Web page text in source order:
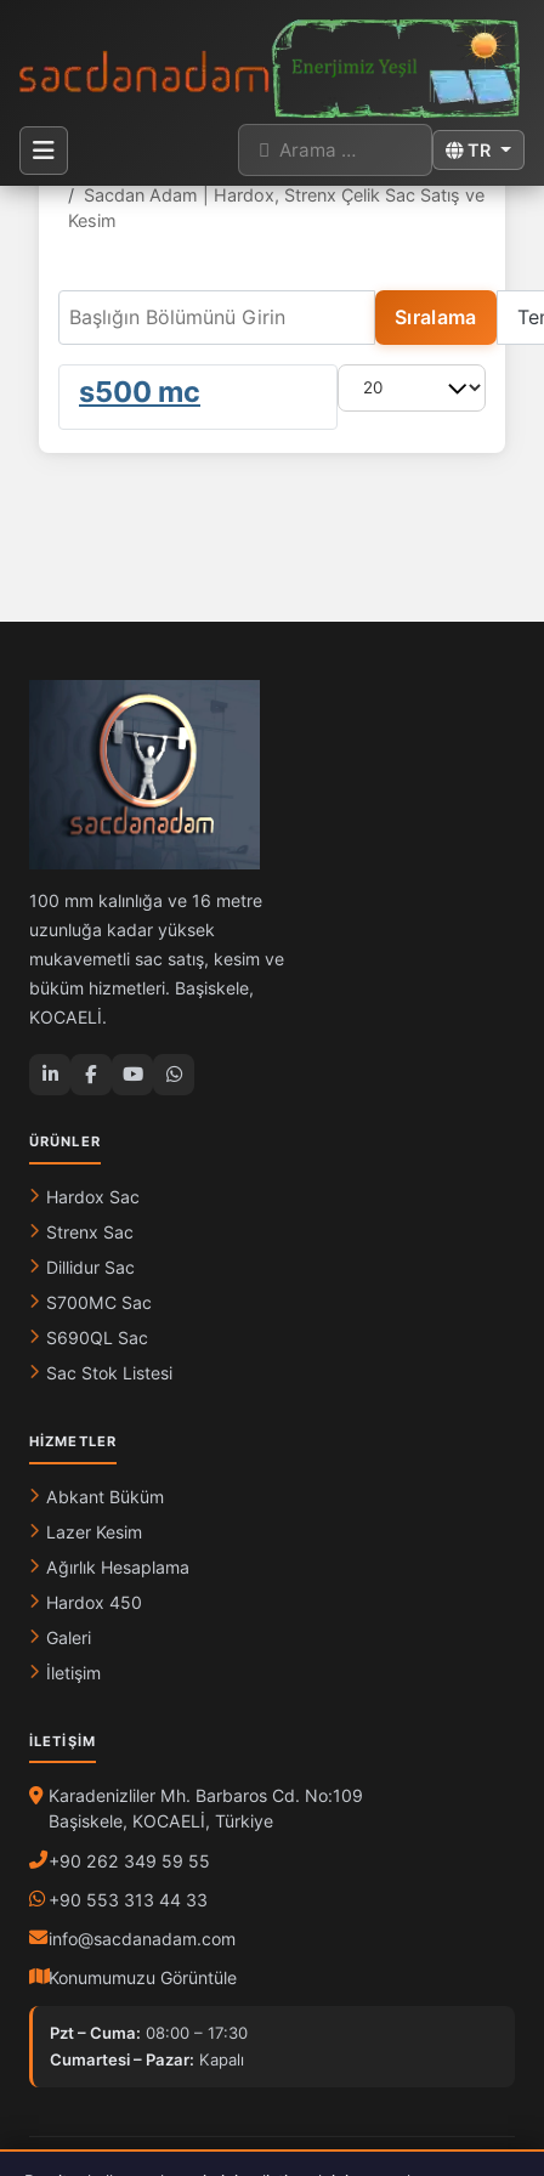
Dilinizi seçin
TR
Arama
Buradasınız:
Sacdan Adam | Hardox, Strenx Çelik Sac Satış ve
Kesim
Sıralama
Göster #
s500 mc
100 mm kalınlığa ve 16 metre
uzunluğa kadar yüksek
mukavemetli sac satış, kesim ve
büküm hizmetleri. Başiskele,
KOCAELİ.
ÜRÜNLER
Hardox Sac
Strenx Sac
Dillidur Sac
S700MC Sac
S690QL Sac
Sac Stok Listesi
HIZMETLER
Abkant Büküm
Lazer Kesim
Ağırlık Hesaplama
Hardox 450
Galeri
İletişim
İLETIŞIM
Karadenizliler Mh. Barbaros Cd. No:109
Başiskele, KOCAELİ, Türkiye
+90 262 349 59 55
+90 553 313 44 33
info@sacdanadam.com
Konumumuzu Görüntüle
Pzt – Cuma: 08:00 – 17:30
Cumartesi – Pazar: Kapalı